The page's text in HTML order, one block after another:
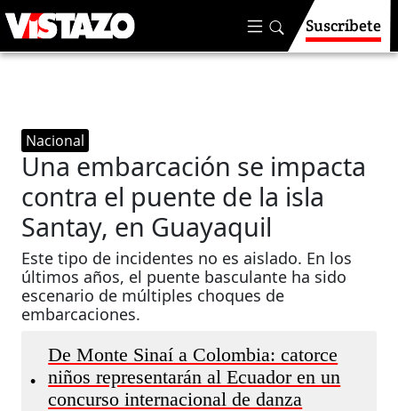
Suscríbete
Nacional
Una embarcación se impacta
contra el puente de la isla
Santay, en Guayaquil
Este tipo de incidentes no es aislado. En los
últimos años, el puente basculante ha sido
escenario de múltiples choques de
embarcaciones.
•
De Monte Sinaí a Colombia: catorce
niños representarán al Ecuador en un
concurso internacional de danza